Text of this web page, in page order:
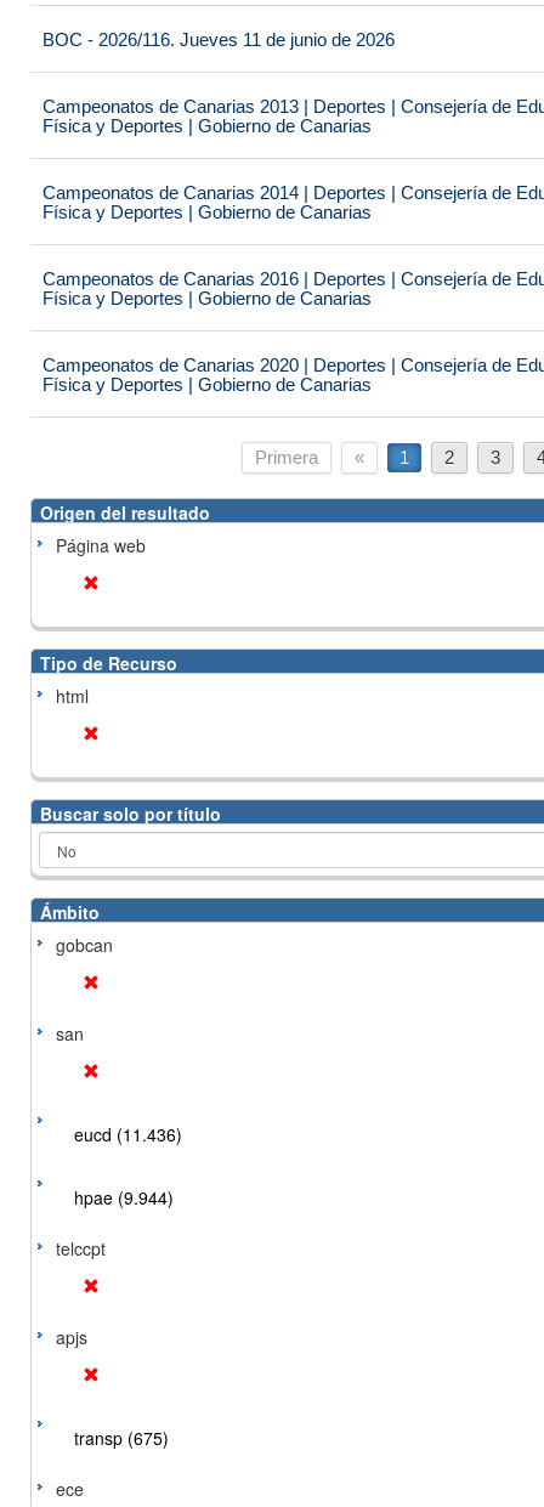
BOC - 2026/116. Jueves 11 de junio de 2026
Campeonatos de Canarias 2013 | Deportes | Consejería de
Física y Deportes | Gobierno de Canarias
Campeonatos de Canarias 2014 | Deportes | Consejería de
Física y Deportes | Gobierno de Canarias
Campeonatos de Canarias 2016 | Deportes | Consejería de
Física y Deportes | Gobierno de Canarias
Campeonatos de Canarias 2020 | Deportes | Consejería de
Física y Deportes | Gobierno de Canarias
Primera « 1 2 3
Origen del resultado
Página web
Tipo de Recurso
html
Buscar solo por título
Ámbito
gobcan
san
eucd (11.436)
hpae (9.944)
telccpt
apjs
transp (675)
ece